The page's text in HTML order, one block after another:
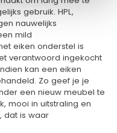
gebruik. HPL,
nauwelijks
mild
eiken onderstel is
verantwoord ingekocht
kan een eiken
Zo geef je je
een nieuw meubel te
mooi in uitstraling en
dat is waar